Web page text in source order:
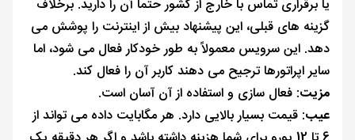
یا برقراری تماس با خارج از کشور حتماً آن را دارید. برخلاف
گزینه های قبلی، این پیشنهاد بیش از اینترنت را پوشش می
دهد. این سرویس معمولاً به طور خودکار فعال می شود، اما
سایر اپراتورها ترجیح می دهند کاربر آن را فعال کند.
مزیت: فعال سازی و استفاده از آن آسان است.
عیب: قیمت بسیار بالایی دارد. هر مگابایت داده می تواند از